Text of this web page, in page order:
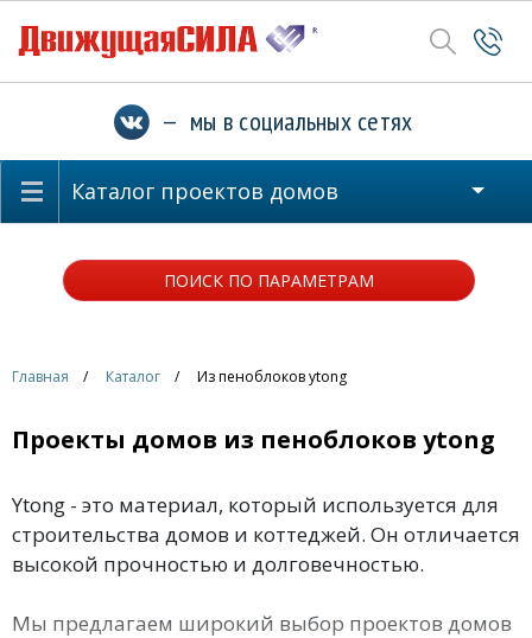
— мы в социальных сетях
Каталог проектов домов
ПОИСК ПО ПАРАМЕТРАМ
Главная Каталог Из пеноблоков ytong
Проекты домов из пеноблоков ytong
Ytong - это материал, который используется для
строительства домов и коттеджей. Он отличается
высокой прочностью и долговечностью.
Мы предлагаем широкий выбор проектов домов